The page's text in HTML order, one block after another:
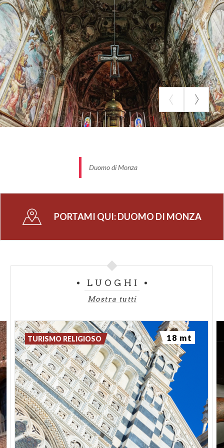
metà del XIV secolo, sotto la supervisione
dell'architetto e scultoreMatteo da Campione(m.
1396), autore inoltre della solenne facciata a vento,
ispirata a linee gotiche, dell'evangelicatorio e del
battistero (oggi perduto).
Artisti come Arcimboldo, Legnanino, Borroni e
Carloni hanno impreziosito la basilica nei secoli
seguenti. Pellegrino Tibaldi riedificò il coro,
sovrapposto ad una ampia cripta, mentre alla
dell’altare maggiore sorge laCappella di
, le cui prestigiose pitture murali
rappresentano devozione e omaggio alla regina. La
la storia della cristianità. Un’antica tradizione vuole
infatti che l’anello presente all’interno della Corona
sia stato ricavato da uno dei chiodi della Croce di
ed imperatori, tra i quali Carlo Magno e Napoleone.
LA FACCIATA E IL PROTIRO
Recentemente riportata al suo aspetto originale, la
facciata del Duomo di Monza è caratterizzata dalla
bicromia del suo marmo, che è oggi possibile
ammirare così come appariva fino alla fine
Duomo di Monza
PORTAMI QUI:DUOMO DI MONZA
LUOGHI
Mostra tutti
TURISMO RELIGIOSO 18 mt